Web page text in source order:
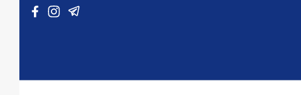
Vai al contenuto